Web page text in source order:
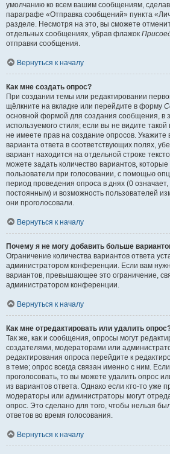
умолчанию ко всем вашим сообщениям,
параграфе «Отправка сообщений» пункта
разделе. Несмотря на это, вы сможете
отдельных сообщениях, убрав флажок
отправки сообщения.
Вернуться к началу
Как мне создать опрос?
При создании темы или редактировании
щёлкните на вкладке или перейдите в форму
основной формой для создания сообщения, в
используемого стиля; если вы не видите
не имеете прав на создание опросов. Укажите
варианта ответа в соответствующих полях,
вариант находится на отдельной строке
можете задать количество вариантов, которые
пользователи при голосовании, с помощью
период проведения опроса в днях (0 означает,
постоянным) и возможность пользователей
они проголосовали.
Вернуться к началу
Почему я не могу добавить больше
Ограничение количества вариантов ответа
администратором конференции. Если вам
вариантов, превышающее это ограничение,
администратором конференции.
Вернуться к началу
Как мне отредактировать или удалить
Так же, как и сообщения, опросы могут
создателями, модераторами или
редактирования опроса перейдите к
в теме; опрос всегда связан именно с ним.
проголосовать, то вы можете удалить опрос
из вариантов ответа. Однако если кто-то уже
модераторы или администраторы могут
опрос. Это сделано для того, чтобы нельзя
ответов во время голосования.
Вернуться к началу